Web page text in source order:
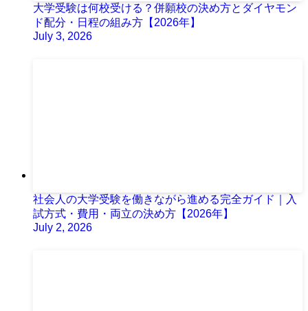
大学受験は何校受ける？併願校の決め方とダイヤモン
ド配分・日程の組み方【2026年】
July 3, 2026
社会人の大学受験を働きながら進める完全ガイド｜入
試方式・費用・両立の決め方【2026年】
July 2, 2026